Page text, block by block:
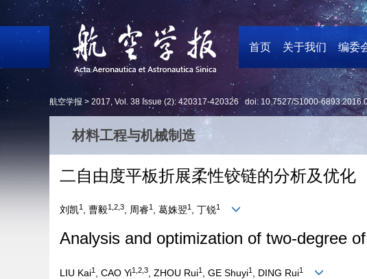
首页 关于我们 编委
航空学报 > 2017, Vol. 38 Issue (2): 420317-420326 doi:10.7527/S1000-
材料工程与机械制造
二自由度平板折展柔性铰链的分析及优化
刘凯1 , 曹毅1,2,3, 周睿1 , 葛姝翌1 , 丁锐1
Analysis and optimization of two-degree
LIU Kai1 , CAO Yi1,2,3 , ZHOU Rui1 , GE Shuyi1 , DING Rui1